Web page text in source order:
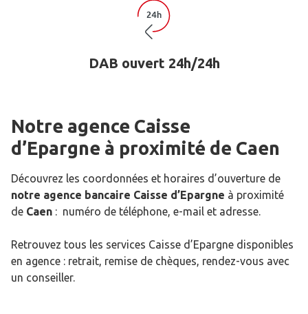
DAB ouvert 24h/24h
Notre agence Caisse
d’Epargne à proximité de Caen
Découvrez les coordonnées et horaires d’ouverture de
notre agence bancaire Caisse d’Epargne à proximité
de Caen : numéro de téléphone, e-mail et adresse.
Retrouvez tous les services Caisse d’Epargne disponibles
en agence : retrait, remise de chèques, rendez-vous avec
un conseiller.